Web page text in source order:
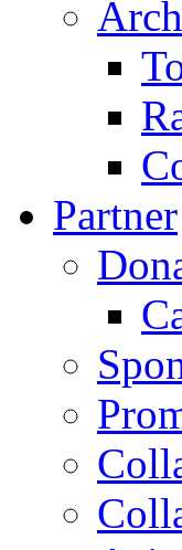
Partner